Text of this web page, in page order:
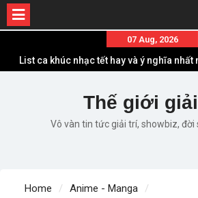
content
07 Aug, 2026
List ca khúc nhạc tết hay và ý nghĩa nhất
Em ơi lên phố – Minh Vương: Màn
“ngoạn mục” với triệu view
Những ca khúc nhạc xuân “sặc mùi”
Lời bài hát Chúng Ta của Hiện Tại – Sơn
Thế giới
Vô vàn tin tức giải trí, showbiz, đời
Home
Anime - Manga